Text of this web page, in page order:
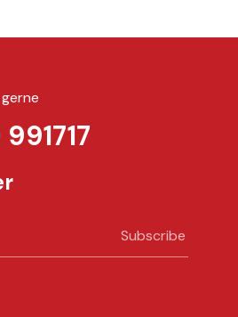
Subscribe